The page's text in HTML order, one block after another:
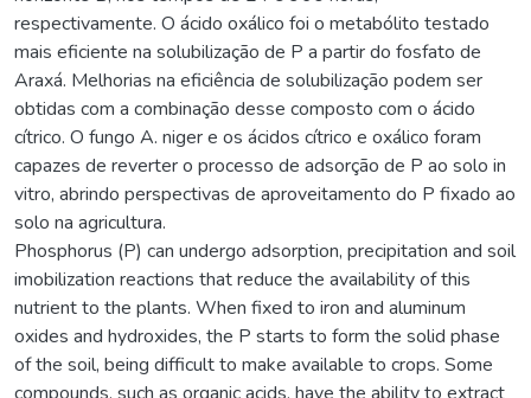
respectivamente. O ácido oxálico foi o metabólito testado
mais eficiente na solubilização de P a partir do fosfato de
Araxá. Melhorias na eficiência de solubilização podem ser
obtidas com a combinação desse composto com o ácido
cítrico. O fungo A. niger e os ácidos cítrico e oxálico foram
capazes de reverter o processo de adsorção de P ao solo in
vitro, abrindo perspectivas de aproveitamento do P fixado ao
solo na agricultura.
Phosphorus (P) can undergo adsorption, precipitation and soil
imobilization reactions that reduce the availability of this
nutrient to the plants. When fixed to iron and aluminum
oxides and hydroxides, the P starts to form the solid phase
of the soil, being difficult to make available to crops. Some